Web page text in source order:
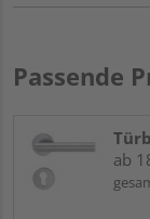
Passende
ab